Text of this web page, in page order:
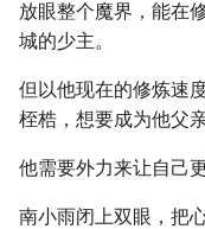
放眼整个魔界，能在
城的少主。
但以他现在的修炼速
桎梏，想要成为他父
他需要外力来让自己
南小雨闭上双眼，把